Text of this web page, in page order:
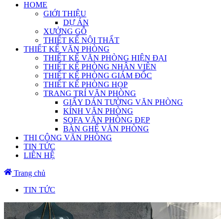
HOME
GIỚI THIỆU
DỰ ÁN
XƯỞNG GỖ
THIẾT KẾ NỘI THẤT
THIẾT KẾ VĂN PHÒNG
THIẾT KẾ VĂN PHÒNG HIỆN ĐẠI
THIẾT KẾ PHÒNG NHÂN VIÊN
THIẾT KẾ PHÒNG GIÁM ĐỐC
THIẾT KẾ PHÒNG HỌP
TRANG TRÍ VĂN PHÒNG
GIẤY DÁN TƯỜNG VĂN PHÒNG
KÍNH VĂN PHÒNG
SOFA VĂN PHÒNG ĐẸP
BÀN GHẾ VĂN PHÒNG
THI CÔNG VĂN PHÒNG
TIN TỨC
LIÊN HỆ
Trang chủ
TIN TỨC